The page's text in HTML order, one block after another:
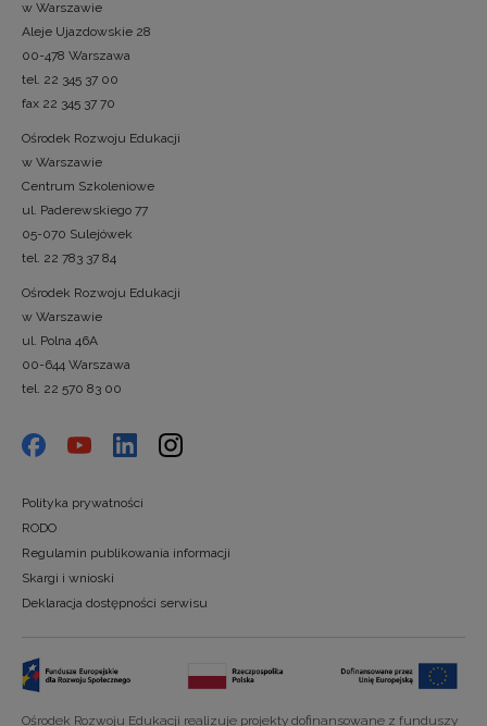
w Warszawie
Aleje Ujazdowskie 28
00-478 Warszawa
tel. 22 345 37 00
fax 22 345 37 70
Ośrodek Rozwoju Edukacji
w Warszawie
Centrum Szkoleniowe
ul. Paderewskiego 77
05-070 Sulejówek
tel. 22 783 37 84
Ośrodek Rozwoju Edukacji
w Warszawie
ul. Polna 46A
00-644 Warszawa
tel. 22 570 83 00
Polityka prywatności
RODO
Regulamin publikowania informacji
Skargi i wnioski
Deklaracja dostępności serwisu
Ośrodek Rozwoju Edukacji realizuje projekty dofinansowane z funduszy